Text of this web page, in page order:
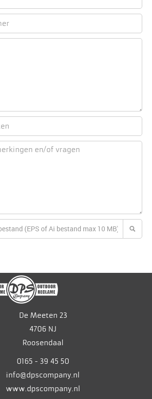
De Meeten 23
4706 NJ
Roosendaal
0165 - 39 45 50
info@dpscompany.nl
www.dpscompany.nl